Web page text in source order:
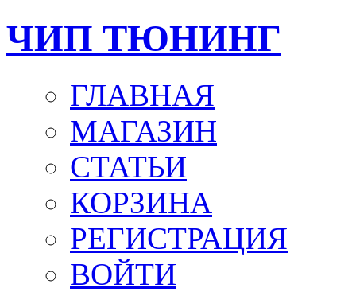
ЧИП ТЮНИНГ
ГЛАВНАЯ
МАГАЗИН
СТАТЬИ
КОРЗИНА
РЕГИСТРАЦИЯ
ВОЙТИ